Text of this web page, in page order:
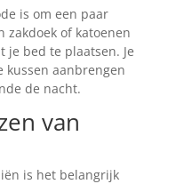
is om een paar
zakdoek of katoenen
je bed te plaatsen. Je
kussen aanbrengen
de nacht.
van
is het belangrijk